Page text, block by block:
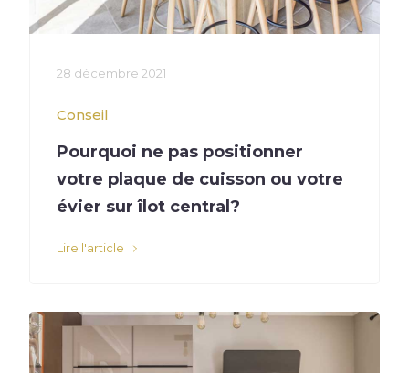
28 décembre 2021
Conseil
Pourquoi ne pas positionner
votre plaque de cuisson ou votre
évier sur îlot central?
Lire l'article